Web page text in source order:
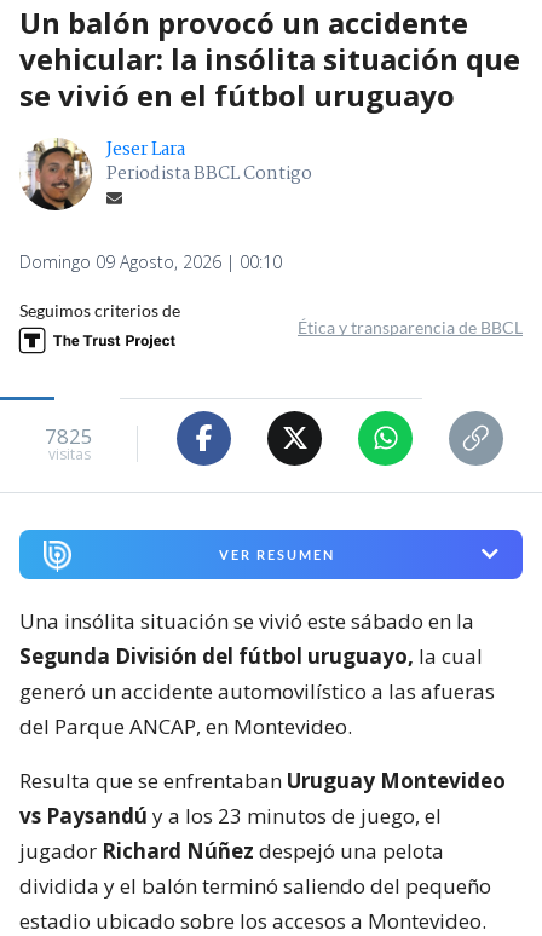
Un balón provocó un accidente
vehicular: la insólita situación que
se vivió en el fútbol uruguayo
Jeser Lara
Periodista BBCL Contigo
Domingo 09 Agosto, 2026 | 00:10
Seguimos criterios de
Ética y transparencia de BBCL
7825
visitas
VER RESUMEN
Una insólita situación se vivió este sábado en la
Segunda División del fútbol uruguayo, la cual
generó un accidente automovilístico a las afueras
del Parque ANCAP, en Montevideo.
Resulta que se enfrentaban Uruguay Montevideo
vs Paysandú y a los 23 minutos de juego, el
jugador Richard Núñez despejó una pelota
dividida y el balón terminó saliendo del pequeño
estadio ubicado sobre los accesos a Montevideo.